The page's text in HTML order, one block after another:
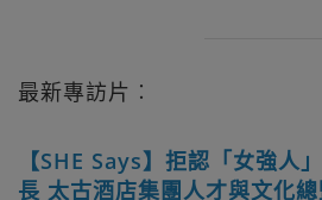
最新專訪片︰
【SHE Says】拒認「女強人
長 太古酒店集團人才與文化